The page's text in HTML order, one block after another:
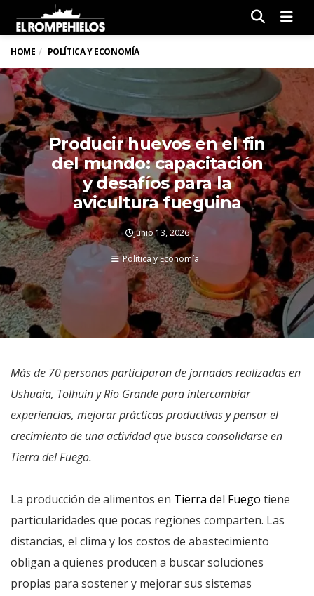
HOME POLÍTICA Y ECONOMÍA
Producir huevos en el fin
del mundo: capacitación
y desafíos para la
avicultura fueguina
junio 13, 2026
Política y Economía
Más de 70 personas participaron de jornadas realizadas en
Ushuaia, Tolhuin y Río Grande para intercambiar
experiencias, mejorar prácticas productivas y pensar el
crecimiento de una actividad que busca consolidarse en
Tierra del Fuego.
La producción de alimentos en Tierra del Fuego tiene
particularidades que pocas regiones comparten. Las
distancias, el clima y los costos de abastecimiento
obligan a quienes producen a buscar soluciones
propias para sostener y mejorar sus sistemas